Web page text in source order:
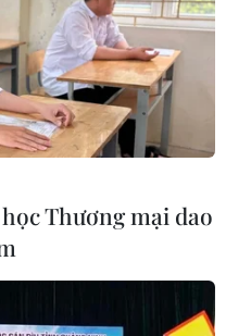
Thương mại dao